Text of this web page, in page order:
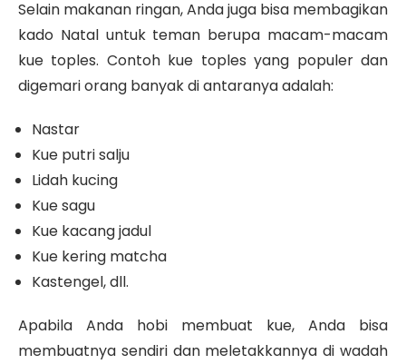
Selain makanan ringan, Anda juga bisa membagikan
kado Natal untuk teman berupa macam-macam
kue toples. Contoh kue toples yang populer dan
digemari orang banyak di antaranya adalah:
Nastar
Kue putri salju
Lidah kucing
Kue sagu
Kue kacang jadul
Kue kering matcha
Kastengel, dll.
Apabila Anda hobi membuat kue, Anda bisa
membuatnya sendiri dan meletakkannya di wadah